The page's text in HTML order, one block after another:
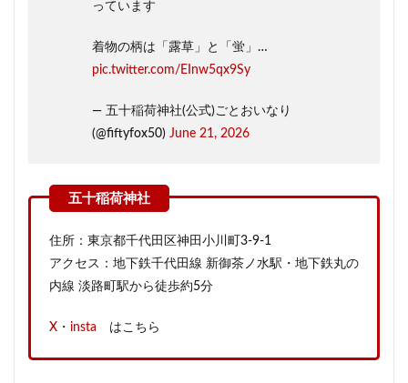
っています
着物の柄は「露草」と「蛍」…
pic.twitter.com/EInw5qx9Sy
— 五十稲荷神社(公式)ごとおいなり
(@fiftyfox50) June 21, 2026
住所：東京都千代田区神田小川町3-9-1
アクセス：地下鉄千代田線 新御茶ノ水駅・地下鉄丸の
内線 淡路町駅から徒歩約5分
X ・ insta はこちら